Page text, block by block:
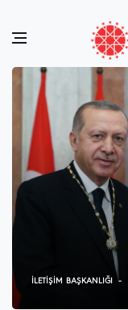
İLETIŞIM BAŞKANLIĞI